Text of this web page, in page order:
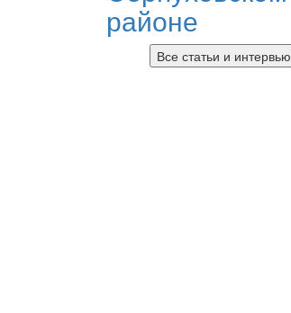
районе
Все статьи и интервью